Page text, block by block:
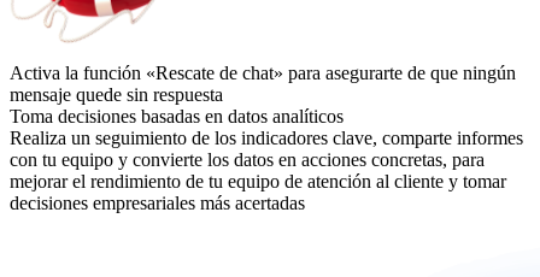
Activa la función «Rescate de chat» para asegurarte de que ningún
mensaje quede sin respuesta
Toma decisiones basadas en datos analíticos
Realiza un seguimiento de los indicadores clave, comparte informes
con tu equipo y convierte los datos en acciones concretas, para
mejorar el rendimiento de tu equipo de atención al cliente y tomar
decisiones empresariales más acertadas